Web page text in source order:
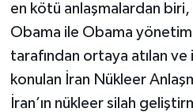
en kötü anlaşmalardan
Obama ile Obama
tarafından ortaya atılan
konulan İran Nükleer
İran’ın nükleer silah